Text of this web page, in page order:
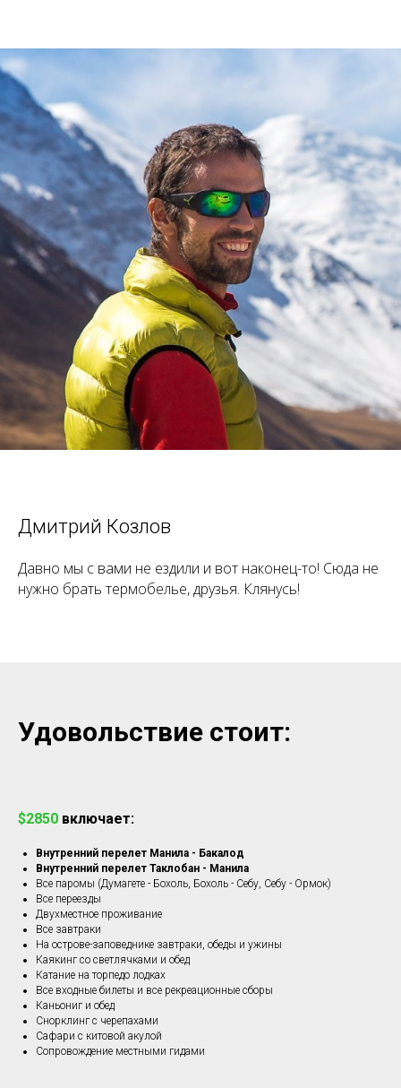
Дмитрий Козлов
Давно мы с вами не ездили и вот наконец-то! Сюда не
нужно брать термобелье, друзья. Клянусь!
Удовольствие стоит:
$2850 включает:
Внутренний перелет Манила - Бакалод
Внутренний перелет Таклобан - Манила
Все паромы (Думагете - Бохоль, Бохоль - Себу, Себу - Ормок)
Все переезды
Двухместное проживание
Все завтраки
На острове-заповеднике завтраки, обеды и ужины
Каякинг со светлячками и обед
Катание на торпедо лодках
Все входные билеты и все рекреационные сборы
Каньониг и обед
Снорклинг с черепахами
Сафари с китовой акулой
Сопровождение местными гидами